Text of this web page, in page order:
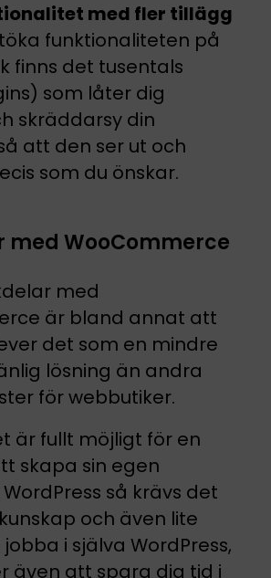
med fler tillägg
funktionaliteten på
finns det tusentals
som låter dig
skräddarsy din
att den ser ut och
som du önskar.
med WooCommerce
med
är bland annat att
det som en mindre
lösning än andra
för webbutiker.
är fullt möjligt för en
skapa sin egen
så krävs det
och även lite
i själva WordPress,
även att spara dig tid i